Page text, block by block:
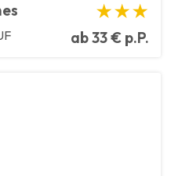
★★★
ab 33 € p.P.